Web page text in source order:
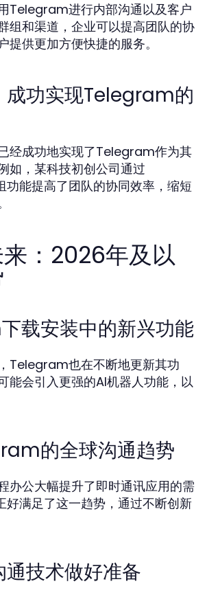
Telegram进行内部沟通以及客户
组和渠道，企业可以提高团队的协
提供更加方便快捷的服务。
成功实现Telegram的
经成功地实现了Telegram作为其
如，某科技初创公司通过
能提高了团队的协同效率，缩短
：2026年及以
载安装中的新兴功能
Telegram也在不断地更新其功
能会引入更强的AI机器人功能，以
的全球沟通趋势
办公大幅提升了即时通讯应用的需
满足了这一趋势，通过不断创新
技术做好准备